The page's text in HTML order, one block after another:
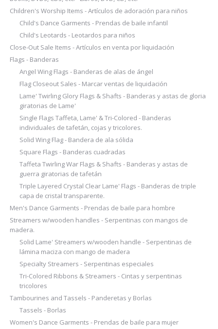
Children's Worship Items - Artículos de adoración para niños
Child's Dance Garments - Prendas de baile infantil
Child's Leotards - Leotardos para niños
Close-Out Sale Items - Artículos en venta por liquidación
Flags - Banderas
Angel Wing Flags - Banderas de alas de ángel
Flag Closeout Sales - Marcar ventas de liquidación
Lame' Twirling Glory Flags & Shafts - Banderas y astas de gloria
giratorias de Lame'
Single Flags Taffeta, Lame' & Tri-Colored - Banderas
individuales de tafetán, cojas y tricolores.
Solid Wing Flag - Bandera de ala sólida
Square Flags - Banderas cuadradas
Taffeta Twirling War Flags & Shafts - Banderas y astas de
guerra giratorias de tafetán
Triple Layered Crystal Clear Lame' Flags - Banderas de triple
capa de cristal transparente.
Men's Dance Garments - Prendas de baile para hombre
Streamers w/wooden handles - Serpentinas con mangos de
madera.
Solid Lame' Streamers w/wooden handle - Serpentinas de
lámina maciza con mango de madera
Specialty Streamers - Serpentinas especiales
Tri-Colored Ribbons & Streamers - Cintas y serpentinas
tricolores
Tambourines and Tassels - Panderetas y Borlas
Tassels - Borlas
Women's Dance Garments - Prendas de baile para mujer